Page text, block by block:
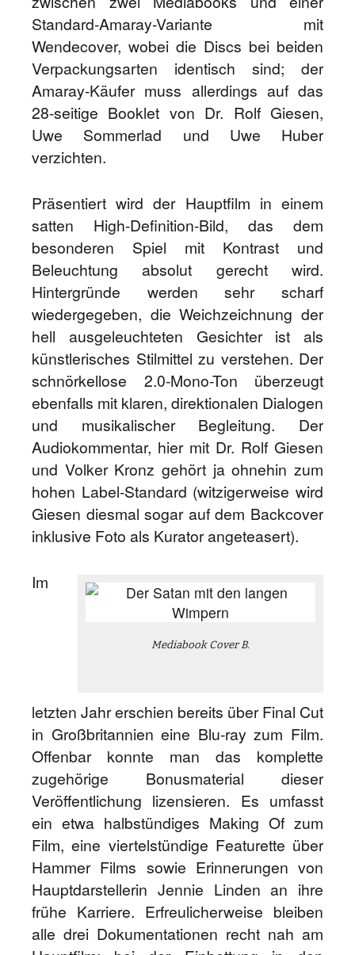
Standard-Amaray-Variante mit
Wendecover, wobei die Discs bei beiden
Verpackungsarten identisch sind; der
Amaray-Käufer muss allerdings auf das
28-seitige Booklet von Dr. Rolf Giesen,
Uwe Sommerlad und Uwe Huber
verzichten.
Präsentiert wird der Hauptfilm in einem
satten High-Definition-Bild, das dem
besonderen Spiel mit Kontrast und
Beleuchtung absolut gerecht wird.
Hintergründe werden sehr scharf
wiedergegeben, die Weichzeichnung der
hell ausgeleuchteten Gesichter ist als
künstlerisches Stilmittel zu verstehen. Der
schnörkellose 2.0-Mono-Ton überzeugt
ebenfalls mit klaren, direktionalen Dialogen
und musikalischer Begleitung. Der
Audiokommentar, hier mit Dr. Rolf Giesen
und Volker Kronz gehört ja ohnehin zum
hohen Label-Standard (witzigerweise wird
Giesen diesmal sogar auf dem Backcover
inklusive Foto als Kurator angeteasert).
Mediabook Cover B.
Im
letzten Jahr erschien bereits über Final Cut
in Großbritannien eine Blu-ray zum Film.
Offenbar konnte man das komplette
zugehörige Bonusmaterial dieser
Veröffentlichung lizensieren. Es umfasst
ein etwa halbstündiges Making Of zum
Film, eine viertelstündige Featurette über
Hammer Films sowie Erinnerungen von
Hauptdarstellerin Jennie Linden an ihre
frühe Karriere. Erfreulicherweise bleiben
alle drei Dokumentationen recht nah am